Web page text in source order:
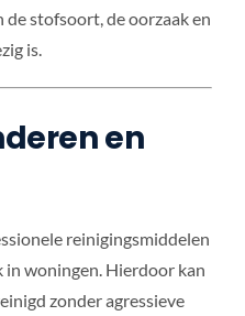
de stofsoort, de oorzaak en
is.
en
reinigingsmiddelen
woningen. Hierdoor kan
zonder agressieve